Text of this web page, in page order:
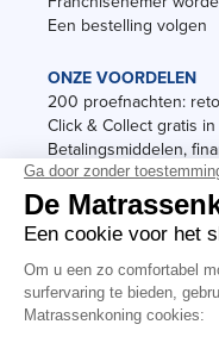
Een bestelling volgen
ONZE VOORDELEN
200 proefnachten:
Click & Collect gratis
Betalingsmiddelen,
Garantie
Black Friday
Voorraadverkoop
Solden